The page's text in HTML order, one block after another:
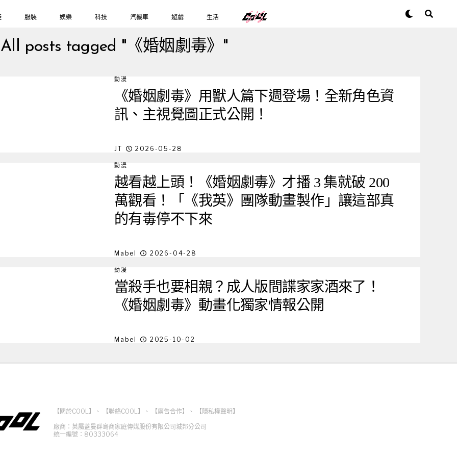
服裝 娛樂 科技 汽機車 遊戲 生活
All posts tagged "《婚姻劇毒》"
動漫
《婚姻劇毒》用獸人篇下週登場！全新角色資
訊、主視覺圖正式公開！
JT 2026-05-28
動漫
越看越上頭！《婚姻劇毒》才播 3 集就破 200
萬觀看！「《我英》團隊動畫製作」讓這部真
的有毒停不下來
Mabel 2026-04-28
動漫
當殺手也要相親？成人版間諜家家酒來了！
《婚姻劇毒》動畫化獨家情報公開
Mabel 2025-10-02
【關於COOL】 、 【聯絡COOL】 、 【廣告合作】 、
【隱私權聲明】
廠商：英屬蓋曼群島商家庭傳媒股份有限公司城邦分公司
統一編號：80333064